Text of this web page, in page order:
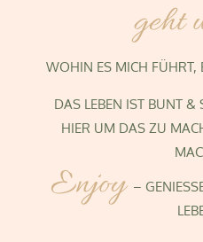
geht
WOHIN ES MICH FÜHRT,
DAS LEBEN IST BUNT
HIER UM DAS ZU
Enjoy–